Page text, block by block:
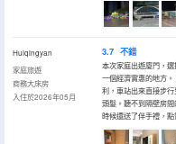
Huiqingyan
家庭旅遊
商務大床房
入住於2026年05月
3.7 不錯
本次家庭出遊廈門，
一個經濟實惠的地方
利，車站出來直接步
頭髮。聽不到隔壁房
時候還送了伴手禮，點